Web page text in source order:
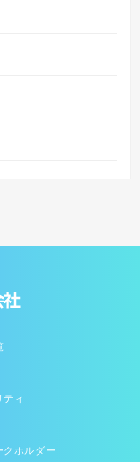
ティ
クホルダー